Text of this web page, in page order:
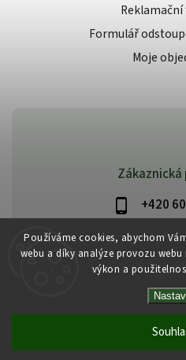
Používáme cookies, abychom
webu a díky analýze provozu
výkon a
+420
Formulář
Moje
VytvořilShoptet